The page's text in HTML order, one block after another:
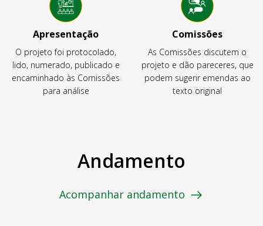
Apresentação
O projeto foi protocolado,
lido, numerado, publicado e
encaminhado às Comissões
para análise
Comissões
As Comissões discutem o
projeto e dão pareceres, que
podem sugerir emendas ao
texto original
Andamento
Acompanhar andamento